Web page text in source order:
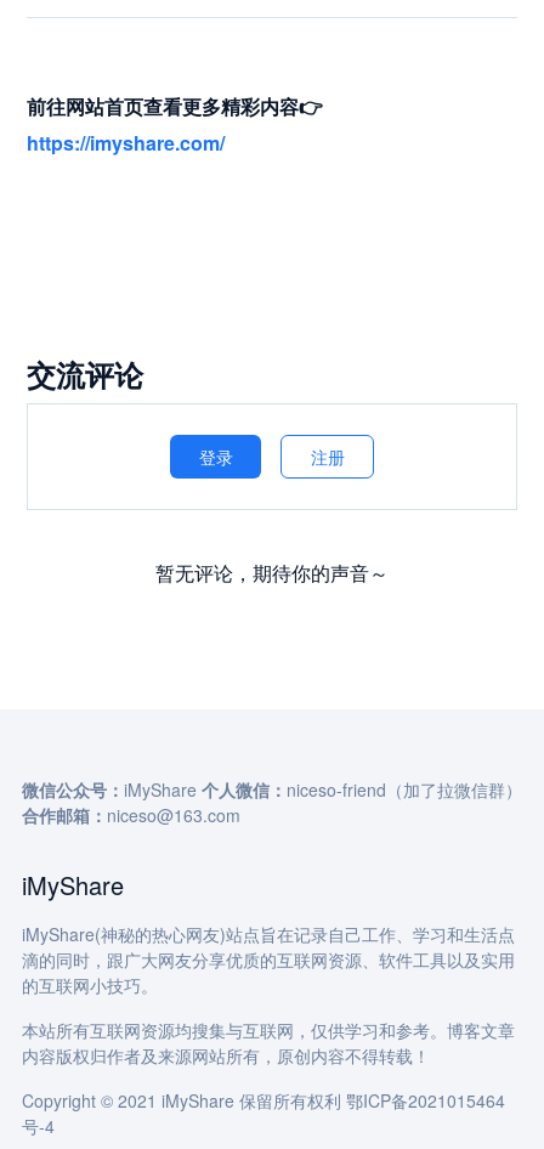
前往网站首页查看更多精彩内容👉
https://imyshare.com/
交流评论
登录 注册
暂无评论，期待你的声音～
微信公众号： iMyShare 个人微信： niceso-friend（加了拉微信群）
合作邮箱： niceso@163.com
iMyShare
iMyShare(神秘的热心网友)站点旨在记录自己工作、学习和生活点
滴的同时，跟广大网友分享优质的互联网资源、软件工具以及实用
的互联网小技巧。
本站所有互联网资源均搜集与互联网，仅供学习和参考。博客文章
内容版权归作者及来源网站所有，原创内容不得转载！
Copyright © 2021 iMyShare 保留所有权利 鄂ICP备2021015464
号-4